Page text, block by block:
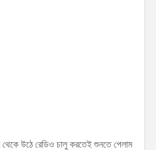
থেকে উঠে রেডিও চালু করতেই শুনতে পেলাম